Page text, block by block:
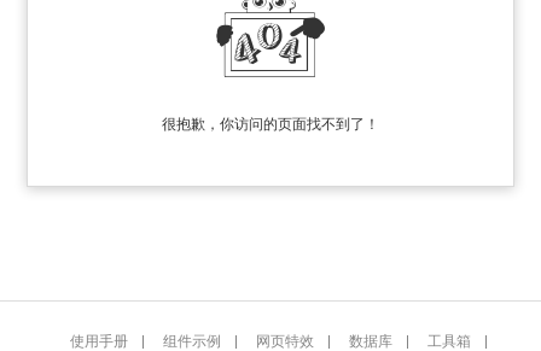
很抱歉，你访问的页面找不到了！
使用手册 组件示例 网页特效 数据库
工具箱